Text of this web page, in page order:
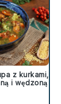
z kurkami,
i wędzoną